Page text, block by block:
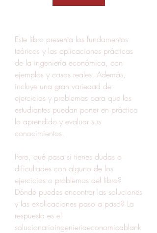
Este libro presenta los fundamentos
teóricos y las aplicaciones prácticas
de la ingeniería económica, con
ejemplos y casos reales. Además,
incluye una gran variedad de
ejercicios y problemas para que los
estudiantes puedan poner en práctica
lo aprendido y evaluar sus
conocimientos.
Pero, qué pasa si tienes dudas o
dificultades con alguno de los
ejercicios o problemas del libro?
Dónde puedes encontrar las soluciones
y las explicaciones paso a paso? La
respuesta es el
solucionarioingenieriaeconomicablank